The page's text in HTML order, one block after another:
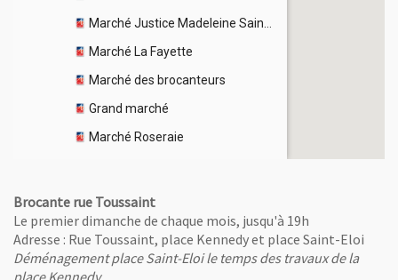
Brocante rue Toussaint
Le premier dimanche de chaque mois, jusqu'à 19h
Adresse : Rue Toussaint, place Kennedy et place Saint-Eloi
Déménagement place Saint-Eloi le temps des travaux de la
place Kennedy